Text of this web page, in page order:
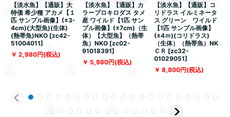
【淡水魚】【通販】大
特価 希少種 アカメ【１
匹 サンプル画像】(±3-
4cm)(大型魚)(生体)
(熱帯魚)NKO [zc42-
51004011]
2,980円(税込)
【淡水魚】【通販】カ
ラープロキロダス タメ
産 ワイルド【1匹 サン
プル画像】(±7cm)（生
体）【大型魚】（熱帯
魚）NKO [zc02-
91018391]
5,980円(税込)
【淡水魚】【通販】コ
リドラス イルミネータ
ス グリーン ワイルド
【1匹 サンプル画像】
(±4ｍ)(コリドラス)
（生体）（熱帯魚）NK
ＣＲ [zc32-
01029051]
8,800円(税込)